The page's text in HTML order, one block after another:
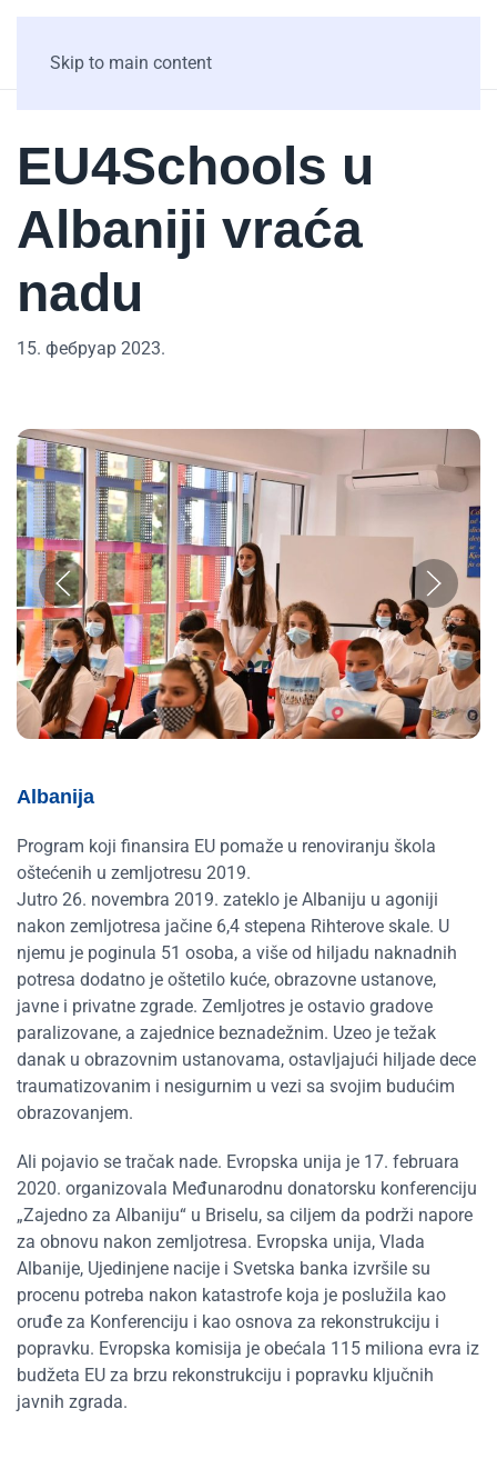
Skip to main content
EU4Schools u
Albaniji vraća
nadu
15. фебруар 2023.
Albanija
Program koji finansira EU pomaže u renoviranju škola
oštećenih u zemljotresu 2019.
Jutro 26. novembra 2019. zateklo je Albaniju u agoniji
nakon zemljotresa jačine 6,4 stepena Rihterove skale. U
njemu je poginula 51 osoba, a više od hiljadu naknadnih
potresa dodatno je oštetilo kuće, obrazovne ustanove,
javne i privatne zgrade. Zemljotres je ostavio gradove
paralizovane, a zajednice beznadežnim. Uzeo je težak
danak u obrazovnim ustanovama, ostavljajući hiljade dece
traumatizovanim i nesigurnim u vezi sa svojim budućim
obrazovanjem.
Ali pojavio se tračak nade. Evropska unija je 17. februara
2020. organizovala Međunarodnu donatorsku konferenciju
„Zajedno za Albaniju“ u Briselu, sa ciljem da podrži napore
za obnovu nakon zemljotresa. Evropska unija, Vlada
Albanije, Ujedinjene nacije i Svetska banka izvršile su
procenu potreba nakon katastrofe koja je poslužila kao
oruđe za Konferenciju i kao osnova za rekonstrukciju i
popravku. Evropska komisija je obećala 115 miliona evra iz
budžeta EU za brzu rekonstrukciju i popravku ključnih
javnih zgrada.